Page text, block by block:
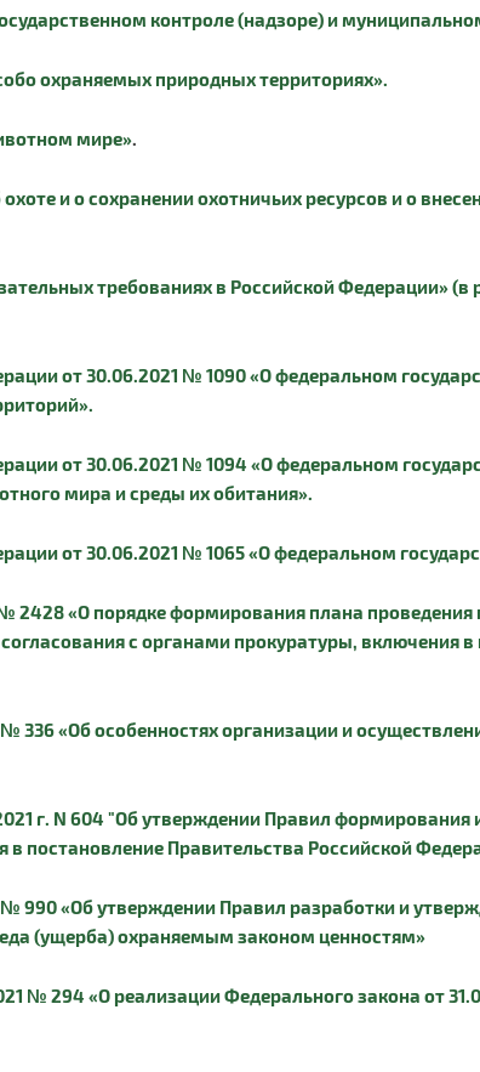
контроле (надзоре) и
охраняемых природных территориях».
мире».
и о сохранении охотничьих ресурсов и о
требованиях в Российской Федерации» (в
от 30.06.2021 № 1090 «О федеральном
от 30.06.2021 № 1094 «О федеральном
мира и среды их обитания».
от 30.06.2021 № 1065 «О федеральном
2428 «О порядке формирования плана
с органами прокуратуры, включения
336 «Об особенностях организации и
г. N 604 "Об утверждении Правил формирования
постановление Правительства Российской
990 «Об утверждении Правил разработки и
(ущерба) охраняемым законом ценностям»
№ 294 «О реализации Федерального закона от